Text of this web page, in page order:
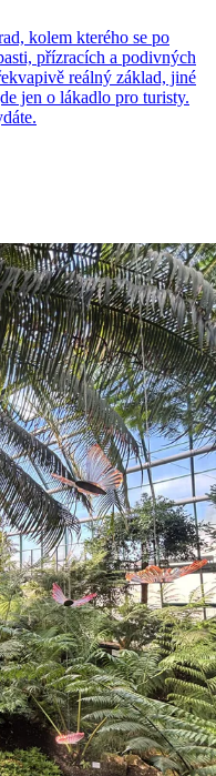
kolem kterého se po
přízracích a podivných
reálný základ, jiné
jen o lákadlo pro turisty.